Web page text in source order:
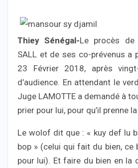
Thiey Sénégal-Le procès de
SALL et de ses co-prévenus a
23 Février 2018, après
d’audience. En attendant le
Juge LAMOTTE a demandé à
prier pour lui, pour qu’il prenne
Le wolof dit que : « kuy def lu
bop » (celui qui fait du bien, ce
pour lui). Et faire du bien en la